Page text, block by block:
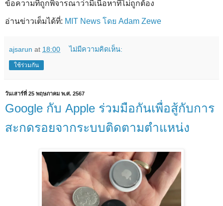
ข้อความที่ถูกพิจารณาว่ามีเนื้อหาที่ไม่ถูกต้อง
อ่านข่าวเต็มได้ที่: MIT News โดย Adam Zewe
ajsarun at 18:00 ไม่มีความคิดเห็น:
ใช้ร่วมกัน
วันเสาร์ที่ 25 พฤษภาคม พ.ศ. 2567
Google กับ Apple ร่วมมือกันเพื่อสู้กับการ
สะกดรอยจากระบบติดตามตำแหน่ง